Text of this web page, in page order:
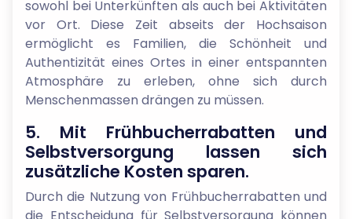
sowohl bei Unterkünften als auch bei Aktivitäten
vor Ort. Diese Zeit abseits der Hochsaison
ermöglicht es Familien, die Schönheit und
Authentizität eines Ortes in einer entspannten
Atmosphäre zu erleben, ohne sich durch
Menschenmassen drängen zu müssen.
5. Mit Frühbucherrabatten und
Selbstversorgung lassen sich
zusätzliche Kosten sparen.
Durch die Nutzung von Frühbucherrabatten und